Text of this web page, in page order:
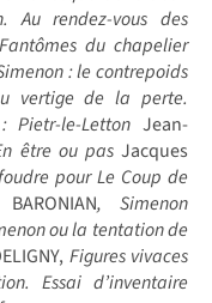
Au rendez-vous des
du chapelier
: le contrepoids
vertige de la perte.
Pietr-le-Letton Jean-
être ou pasJacques
pour Le Coup de
, Simenon
ou la tentation de
Figures vivaces
Essai d’inventaire